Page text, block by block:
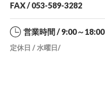
FAX / 053-589-3282
営業時間 / 9:00～18:00
定休日 / 水曜日/